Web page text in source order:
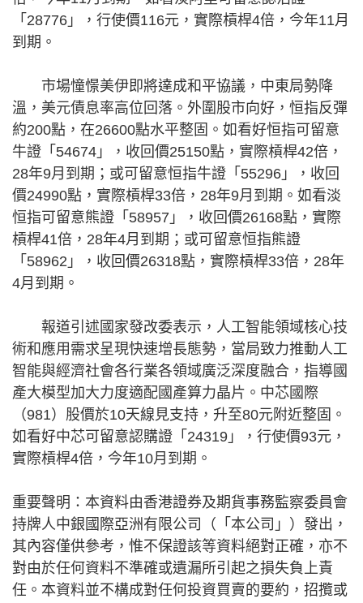
「28776」，行使價116元，實際槓桿4倍，今年11月
到期。
市場憧憬美伊即將達成和平協議，中東局勢降
溫，美元債息率高位回落。外圍股市向好，恒指反彈
約200點，在26600點水平整固。如看好恒指可留意
牛證「54674」，收回價25150點，實際槓桿42倍，
28年9月到期；或可留意恒指牛證「55296」，收回
價24990點，實際槓桿33倍，28年9月到期。如看淡
恒指可留意熊證「58957」，收回價26168點，實際
槓桿41倍，28年4月到期；或可留意恒指熊證
「58962」，收回價26318點，實際槓桿33倍，28年
4月到期。
報道引述國家發改委表示，人工智能領域核心技
術和應用需求呈現快速增長態勢，當局致力推動人工
智能與經濟社會各行業各領域廣泛深度融合，指導國
產大模型加大力度適配國產算力晶片。中芯國際
（981）股價於10天線見支持，升至80元附近整固。
如看好中芯可留意認購證「24319」，行使價93元，
實際槓桿4倍，今年10月到期。
重要聲明：本資料由香港證券及期貨事務監察委員會
持牌人中銀國際亞洲有限公司（「本公司」）發出，
其內容僅供參考，惟不保證該等資料絕對正確，亦不
對由於任何資料不準確或遺漏所引起之損失負上責
任。本資料並不構成對任何投資買賣的要約，招攬或